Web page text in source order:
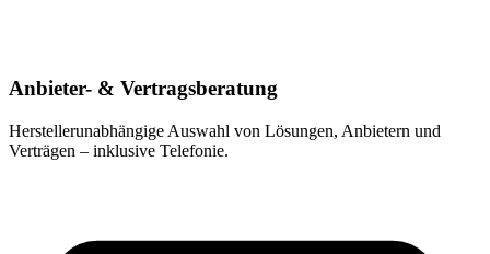
Anbieter- & Vertragsberatung
Herstellerunabhängige Auswahl von Lösungen, Anbietern und
Verträgen – inklusive Telefonie.